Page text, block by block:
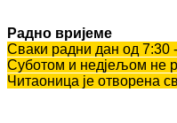
Радно вријеме
Сваки радни дан од 7:30
Суботом и недјељом не
Читаоница је отворена